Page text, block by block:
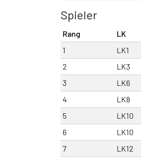
Spieler
Rang LK
1
LK1
2
LK3
3
LK6
4
LK8
5
LK10
6
LK10
7
LK12